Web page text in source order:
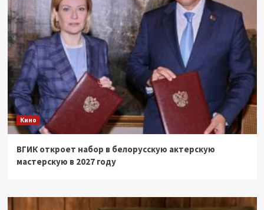
Кино
ВГИК откроет набор в белорусскую актерскую
мастерскую в 2027 году